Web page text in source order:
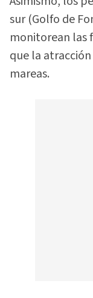
sur (Golfo de
monitorean las
que la
mareas.